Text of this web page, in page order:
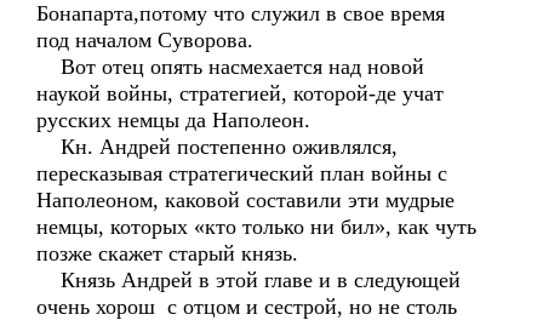
Бонапарта,потому что служил в свое время
под началом Суворова.
Вот отец опять насмехается над новой
наукой войны, стратегией, которой-де учат
русских немцы да Наполеон.
Кн. Андрей постепенно оживлялся,
пересказывая стратегический план войны с
Наполеоном, каковой составили эти мудрые
немцы, которых «кто только ни бил», как чуть
позже скажет старый князь.
Князь Андрей в этой главе и в следующей
очень хорош с отцом и сестрой, но не столь